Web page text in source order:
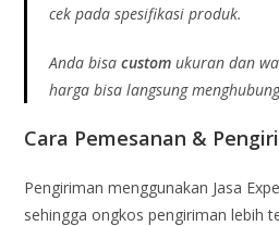
cek pada spesifikasi produk.
Anda bisacustomukuran dan
harga bisa langsung
Cara Pemesanan &
Pengiriman menggunakan Jasa
sehingga ongkos pengiriman lebih